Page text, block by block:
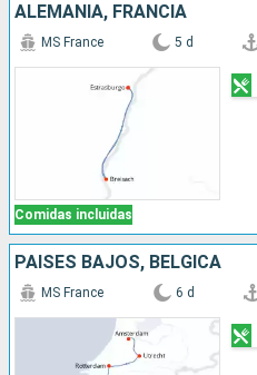
ALEMANIA, FRANCIA
Comidas incluidas
MS France 5 d
PAISES BAJOS, BÉLGICA
MS France 6 d